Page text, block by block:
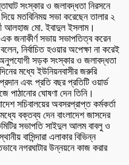
সংস্কার ও জলাবদ্ধতা নিরসনে
মতবিনিময় সভা করেছেন তালার ২
আলহাজ মো. ইবাদুল ইসলাম।
জনাকীর্ণ সভায় সভাপতিত্ব করেন
নির্বাচিত হওয়ার অপেক্ষা না করেই
অনুপযোগী সড়ক সংস্কার ও জলাবদ্ধতা
মধ্যে ইউনিয়নবাসীর জরুরি
এবং প্রতি বছর প্রতিটি ওয়ার্ড
ঘোষণা দেন তিনি।
সচিবালয়ের অবসরপ্রাপ্ত কর্মকর্তা
বক্তব্য দেন বাংলাদেশ জাসদের
সভাপতি সাইদুল আলম বাবলু ও
বাসিন্দারা এলাকার বিভিন্ন
নগরঘাটার উন্নয়নে কাজ করার